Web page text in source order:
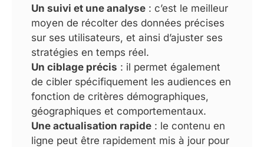
Un suivi et une analyse : c’est le meilleur
moyen de récolter des données précises
sur ses utilisateurs, et ainsi d’ajuster ses
stratégies en temps réel.
Un ciblage précis : il permet également
de cibler spécifiquement les audiences en
fonction de critères démographiques,
géographiques et comportementaux.
Une actualisation rapide : le contenu en
ligne peut être rapidement mis à jour pour